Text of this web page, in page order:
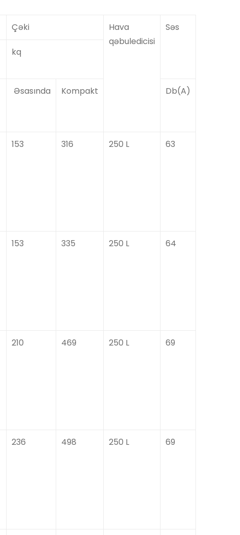
Çəki
Hava
qəbuledicisi
Səs
kq
Əsasında Kompakt Db(A)
153 316 250 L 63
153 335 250 L 64
210 469 250 L 69
236 498 250 L 69